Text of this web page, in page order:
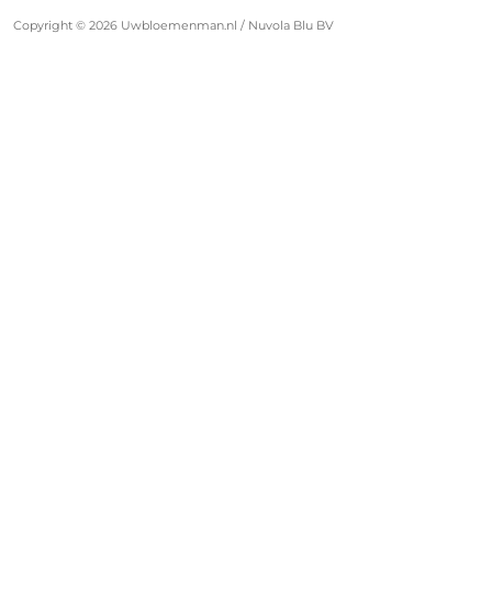
Over Ons
KvK:
74258664
Copyright © 2026 Uwbloemenman.nl / Nuvola Blu BV